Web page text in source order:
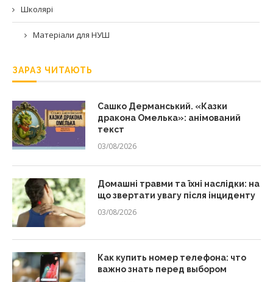
Школярі
Матеріали для НУШ
ЗАРАЗ ЧИТАЮТЬ
Сашко Дерманський. «Казки
дракона Омелька»: анімований
текст
03/08/2026
Домашні травми та їхні наслідки: на
що звертати увагу після інциденту
03/08/2026
Как купить номер телефона: что
важно знать перед выбором